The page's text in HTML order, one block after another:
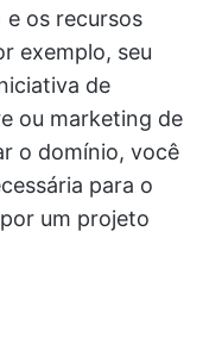
os recursos
exemplo, seu
de
ou marketing de
o domínio, você
para o
um projeto